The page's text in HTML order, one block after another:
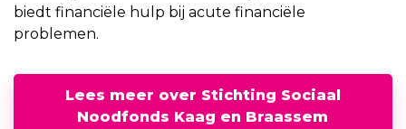
biedt financiële hulp bij acute financiële
problemen.
Lees meer over Stichting Sociaal
Noodfonds Kaag en Braassem